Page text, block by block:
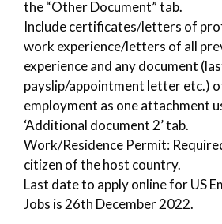
the “Other Document” tab.
Include certificates/letters of
work experience/letters of all
experience and any document
payslip/appointment letter etc.)
employment as one attachment
‘Additional document 2’ tab.
Work/Residence Permit:
citizen of the host country.
Last date to apply online for US
Jobs is 26th December 2022.